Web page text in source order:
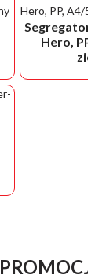
Hero,